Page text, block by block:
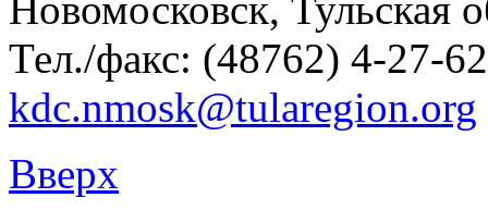
Тел./факс: (48762) 4-27-
kdc.nmosk@tularegion.org
Вверх